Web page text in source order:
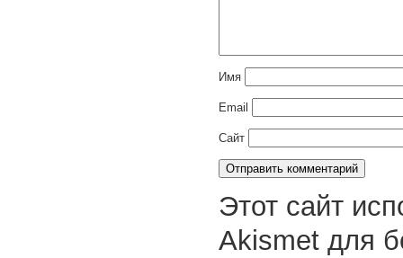
Имя
Email
Сайт
Этот сайт
Akismet для